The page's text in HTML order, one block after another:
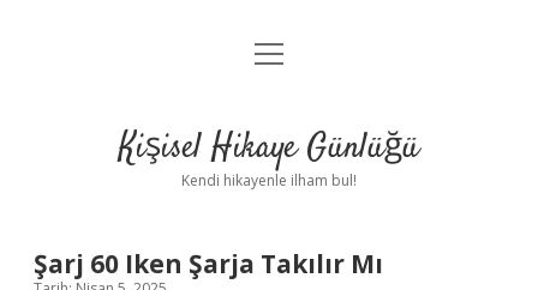
Anasayfa
Yasal Uyarı
menüyü
Kişisel Hikaye Günlüğü
Kendi hikayenle ilham bul!
Şarj 60 Iken Şarja Takılır Mı